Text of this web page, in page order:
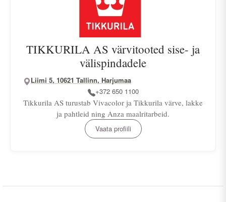
TIKKURILA AS värvitooted sise- ja
välispindadele
Liimi 5, 10621 Tallinn, Harjumaa
+372 650 1100
Vaata profiili
Tikkurila AS turustab Vivacolor ja Tikkurila värve, lakke
ja pahtleid ning Anza maalritarbeid.